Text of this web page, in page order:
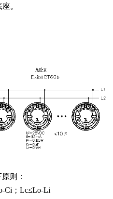
。
则：
Ci；Lc≤Lo-Li